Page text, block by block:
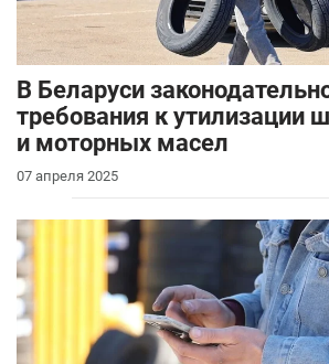
В Беларуси
требования к утилизации
и моторных масел
07 апреля 2025